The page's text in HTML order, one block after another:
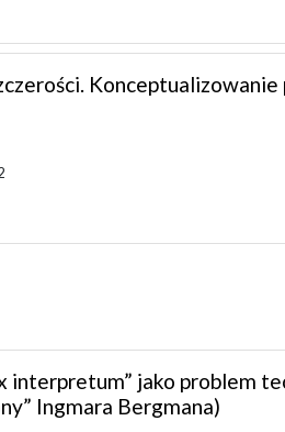
interpretum” jako problem
Ingmara Bergmana)